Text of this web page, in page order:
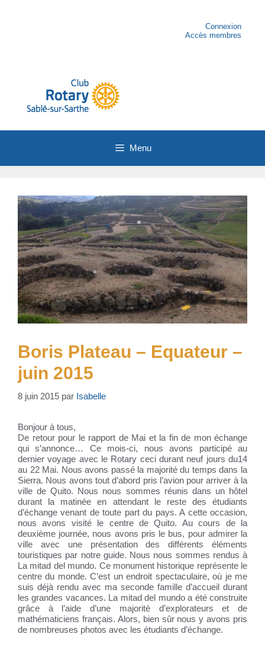
Connexion
Accès membres
Menu
Boris Plateau – Equateur –
juin 2015
8 juin 2015 par Isabelle
Bonjour à tous,
De retour pour le rapport de Mai et la fin de mon échange
qui s’annonce… Ce mois-ci, nous avons participé au
dernier voyage avec le Rotary ceci durant neuf jours du14
au 22 Mai. Nous avons passé la majorité du temps dans la
Sierra. Nous avons tout d’abord pris l’avion pour arriver à la
ville de Quito. Nous nous sommes réunis dans un hôtel
durant la matinée en attendant le reste des étudiants
d’échange venant de toute part du pays. A cette occasion,
nous avons visité le centre de Quito. Au cours de la
deuxième journée, nous avons pris le bus, pour admirer la
ville avec une présentation des différents éléments
touristiques par notre guide. Nous nous sommes rendus à
La mitad del mundo. Ce monument historique représente le
centre du monde. C’est un endroit spectaculaire, où je me
suis déjà rendu avec ma seconde famille d’accueil durant
les grandes vacances. La mitad del mundo a été construite
grâce à l’aide d’une majorité d’explorateurs et de
mathématiciens français. Alors, bien sûr nous y avons pris
de nombreuses photos avec les étudiants d’échange.